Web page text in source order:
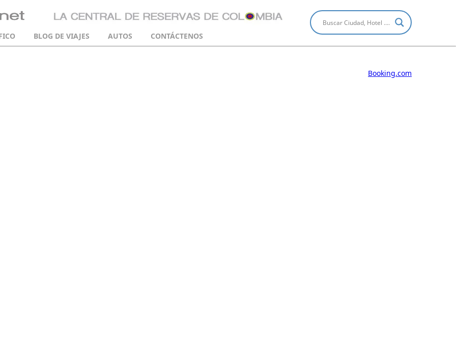
BLOG DE VIAJES AUTOS CONTÁCTENOS
Booking.com